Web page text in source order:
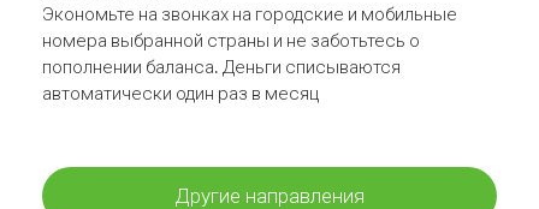
Экономьте на звонках на городские и мобильные
номера выбранной страны и не заботьтесь о
пополнении баланса. Деньги списываются
автоматически один раз в месяц
Другие направления